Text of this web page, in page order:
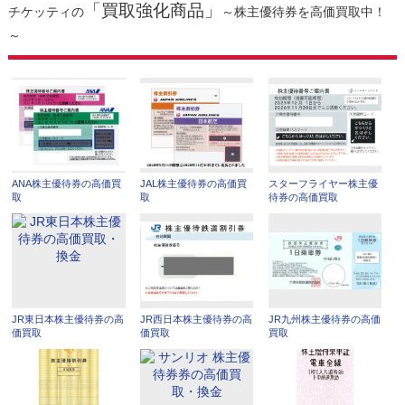
チケッティの「買取強化商品」
～株主優待券を高価買取中！
～
ANA株主優待券の高価買
取
JAL株主優待券の高価買
取
スターフライヤー株主優
待券の高価買取
JR東日本株主優待券の高
価買取
JR西日本株主優待券の高
価買取
JR九州株主優待券の高価
買取